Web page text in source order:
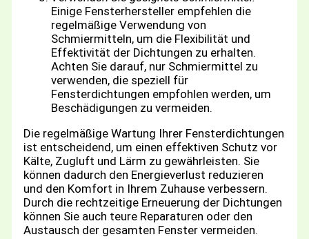
Einige Fensterhersteller empfehlen die
regelmäßige Verwendung von
Schmiermitteln, um die Flexibilität und
Effektivität der Dichtungen zu erhalten.
Achten Sie darauf, nur Schmiermittel zu
verwenden, die speziell für
Fensterdichtungen empfohlen werden, um
Beschädigungen zu vermeiden.
Die regelmäßige Wartung Ihrer Fensterdichtungen
ist entscheidend, um einen effektiven Schutz vor
Kälte, Zugluft und Lärm zu gewährleisten. Sie
können dadurch den Energieverlust reduzieren
und den Komfort in Ihrem Zuhause verbessern.
Durch die rechtzeitige Erneuerung der Dichtungen
können Sie auch teure Reparaturen oder den
Austausch der gesamten Fenster vermeiden.